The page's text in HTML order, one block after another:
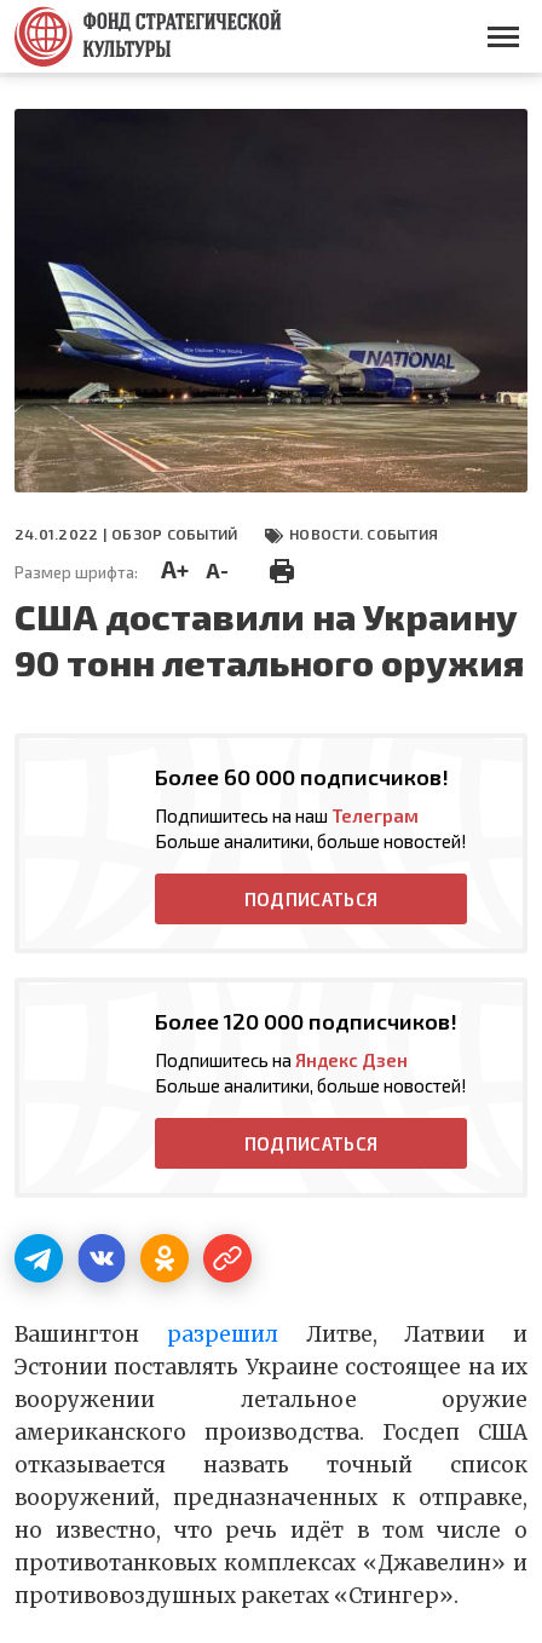
Перейти
основному
содержанию
Основная
24.01.2022 | ОБЗОР СОБЫТИЙ НОВОСТИ. СОБЫТИЯ
Размер шрифта: A+ A-
США доставили на Украину
90 тонн летального оружия
Более 60 000 подписчиков!
Подпишитесь на наш Телеграм
Больше аналитики, больше новостей!
ПОДПИСАТЬСЯ
Более 120 000 подписчиков!
Подпишитесь на Яндекс Дзен
Больше аналитики, больше новостей!
ПОДПИСАТЬСЯ
Вашингтон разрешилЛитве, Латвии и
Эстонии поставлять Украине состоящее на их
вооружении летальное оружие
американского производства. Госдеп США
отказывается назвать точный список
вооружений, предназначенных к отправке,
но известно, что речь идёт в том числе о
противотанковых комплексах «Джавелин» и
противовоздушных ракетах «Стингер».